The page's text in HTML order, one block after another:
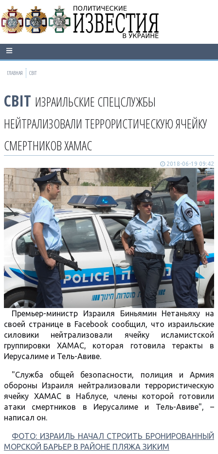
ГЛАВНАЯ СВІТ
СВІТ ИЗРАИЛЬСКИЕ СПЕЦСЛУЖБЫ
НЕЙТРАЛИЗОВАЛИ ТЕРРОРИСТИЧЕСКУЮ ЯЧЕЙКУ
СМЕРТНИКОВ ХАМАС
2018-06-19 09:42
Премьер-министр Израиля Биньямин Нетаньяху на
своей странице в Facebook сообщил, что израильские
силовики нейтрализовали ячейку исламистской
группировки ХАМАС, которая готовила теракты в
Иерусалиме и Тель-Авиве.
"Служба общей безопасности, полиция и Армия
обороны Израиля нейтрализовали террористическую
ячейку ХАМАС в Наблусе, члены которой готовили
атаки смертников в Иерусалиме и Тель-Авиве", –
написал он.
ФОТО: ИЗРАИЛЬ НАЧАЛ СТРОИТЬ БРОНИРОВАННЫЙ
МОРСКОЙ БАРЬЕР В РАЙОНЕ ПЛЯЖА ЗИКИМ